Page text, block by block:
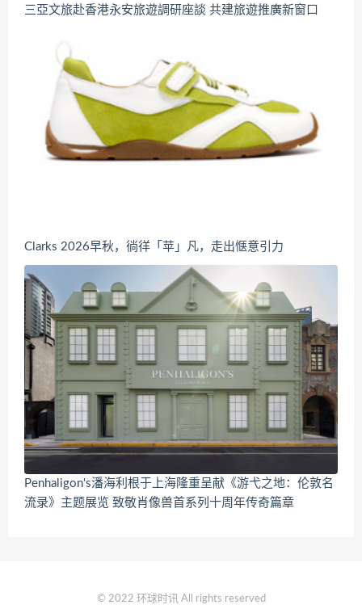
三亞文旅赴香港永安旅遊調研座談 共建旅遊推廣新窗口
Clarks 2026早秋，徜徉「苹」凡，走出惬意引力
Penhaligon's潘海利根于上海隆重呈献《游弋之地：伦敦名
流录》主题展览 致敬肖像兽首系列十周年传奇篇章
© 2022 环球时讯 All rights reserved